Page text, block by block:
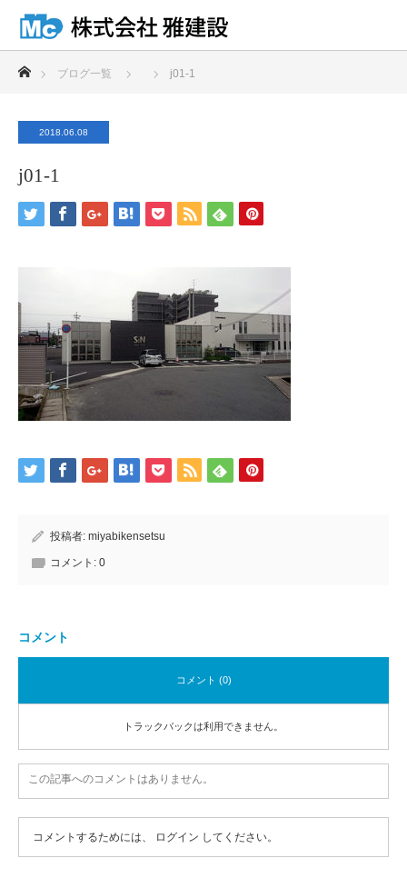
ブログ一覧 j01-1
2018.06.08
j01-1
投稿者: miyabikensetsu
コメント: 0
コメント
コメント (0)
トラックバックは利用できません。
この記事へのコメントはありません。
コメントするためには、 ログイン してください。